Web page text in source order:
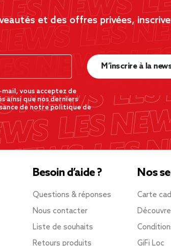
et des offres privées,
vous acceptez de
ainsi que nos derniers
de notre politique de
M’inscrire à la
Besoin d’aide ?
Questions & réponses
Nous contacter
Liste de souhaits
Retours produits
Nos
Carte
GiFi Loc